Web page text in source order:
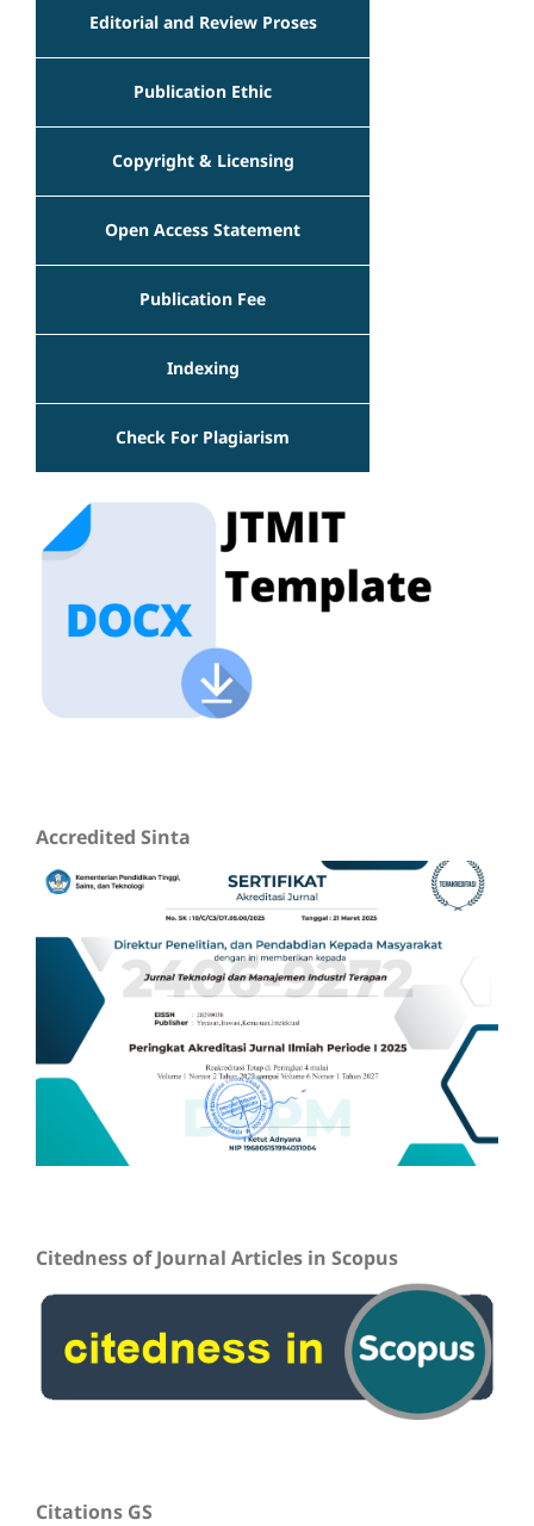
Editorial and Review Proses
Publication Ethic
Copyright & Licensing
Open Access Statement
Publication Fee
Indexing
Check For Plagiarism
Accredited Sinta
Citedness of Journal Articles in Scopus
Citations GS